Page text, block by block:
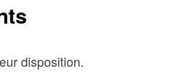
disposition.